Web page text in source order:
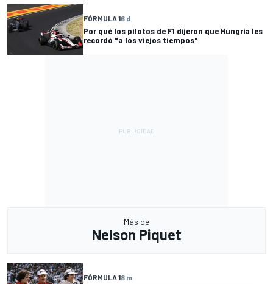
FÓRMULA 16 d
Por qué los pilotos de F1 dijeron que Hungría les
recordó "a los viejos tiempos"
Más de
Nelson Piquet
FÓRMULA 18 m